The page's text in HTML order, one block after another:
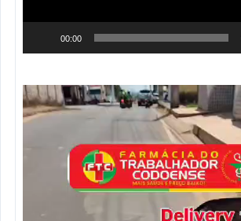
00:00
Tocador
de